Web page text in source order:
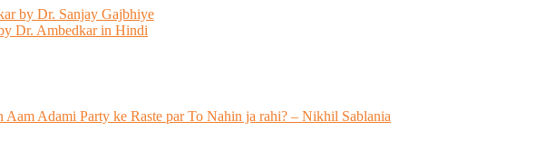
by Dr. Sanjay Gajbhiye
Dr. Ambedkar in Hindi
Aam Adami Party ke Raste par To Nahin ja rahi? – Nikhil Sablania